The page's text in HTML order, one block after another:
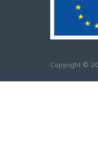
Copyright ©